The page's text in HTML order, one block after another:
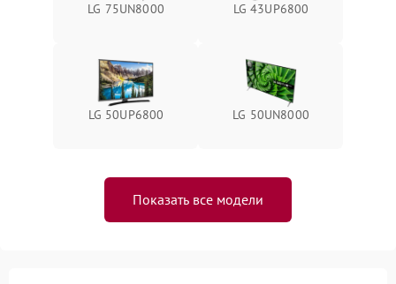
LG 75UN8000 LG 43UP6800
LG 50UP6800 LG 50UN8000
Показать все модели